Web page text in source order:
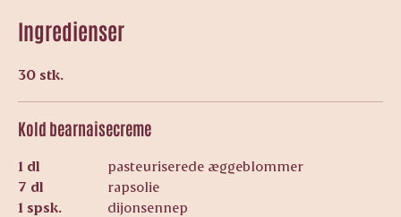
Ingredienser
30 stk.
Kold bearnaisecreme
1 dl
pasteuriserede æggeblommer
7 dl
rapsolie
1 spsk.
dijonsennep